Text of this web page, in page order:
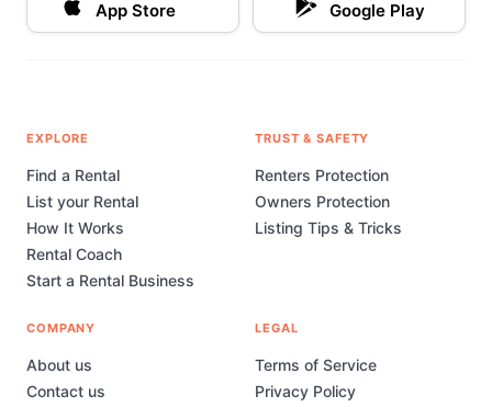
App Store Google Play
EXPLORE
Find a Rental
List your Rental
How It Works
Rental Coach
Start a Rental Business
TRUST & SAFETY
Renters Protection
Owners Protection
Listing Tips & Tricks
COMPANY
About us
Contact us
LEGAL
Terms of Service
Privacy Policy